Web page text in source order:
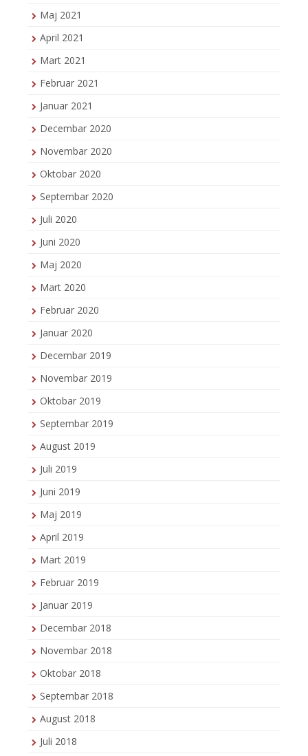
Maj 2021
April 2021
Mart 2021
Februar 2021
Januar 2021
Decembar 2020
Novembar 2020
Oktobar 2020
Septembar 2020
Juli 2020
Juni 2020
Maj 2020
Mart 2020
Februar 2020
Januar 2020
Decembar 2019
Novembar 2019
Oktobar 2019
Septembar 2019
August 2019
Juli 2019
Juni 2019
Maj 2019
April 2019
Mart 2019
Februar 2019
Januar 2019
Decembar 2018
Novembar 2018
Oktobar 2018
Septembar 2018
August 2018
Juli 2018